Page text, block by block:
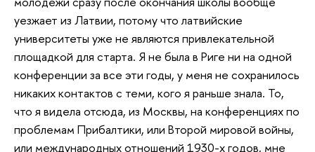
уезжает из Латвии, потому что латвийские
университеты уже не являются привлекательной
площадкой для старта. Я не была в Риге ни на одной
конференции за все эти годы, у меня не сохранилось
никаких контактов с теми, кого я раньше знала. То,
что я видела отсюда, из Москвы, на конференциях по
проблемам Прибалтики, или Второй мировой войны,
или международных отношений 1930-х годов, мне